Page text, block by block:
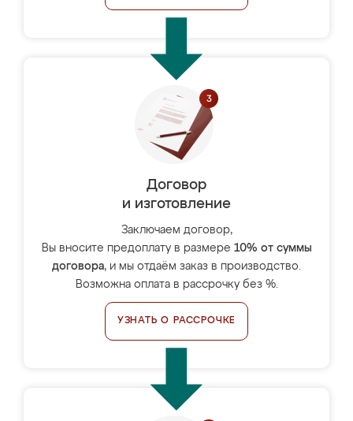
Договор
и изготовление
Заключаем договор,
Вы вносите предоплату в размере 10% от суммы
договора, и мы отдаём заказ в производство.
Возможна оплата в рассрочку без %.
УЗНАТЬ О РАССРОЧКЕ